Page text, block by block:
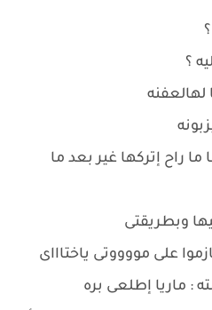
؟
لهالعفنه
ما راح إتركها غير بعد ما
وبطريقتى
على مووووتى ياختاااى
: ماريا إطلعى بره